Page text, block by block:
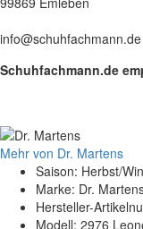
info@schuhfachmann.de
Schuhfachmann.de
Mehr von Dr. Martens
Saison: Herbst/
Marke: Dr.
Hersteller-
Modell: 2976